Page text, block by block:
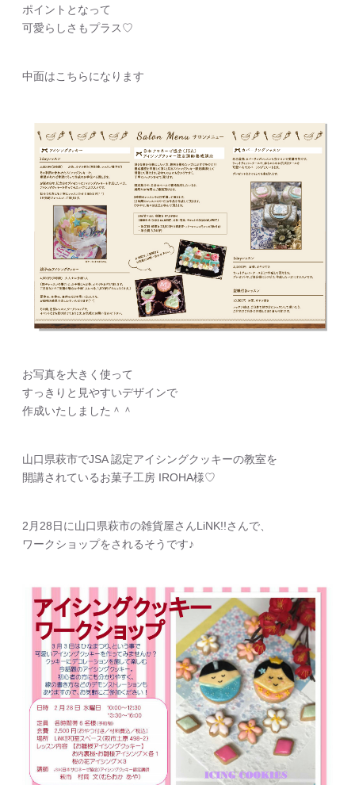
ポイントとなって
可愛らしさもプラス♡
中面はこちらになります
お写真を大きく使って
すっきりと見やすいデザインで
作成いたしました＾＾
山口県萩市でJSA 認定アイシングクッキーの教室を
開講されているお菓子工房 IROHA様♡
2月28日に山口県萩市の雑貨屋さんLiNK!!さんで、
ワークショップをされるそうです♪